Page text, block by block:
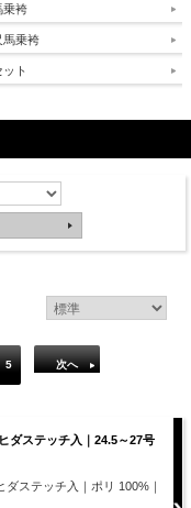
乗袴
馬乗袴
ット
5 次へ
ダステッチ入｜24.5～27号
ステッチ入｜ポリ 100%｜